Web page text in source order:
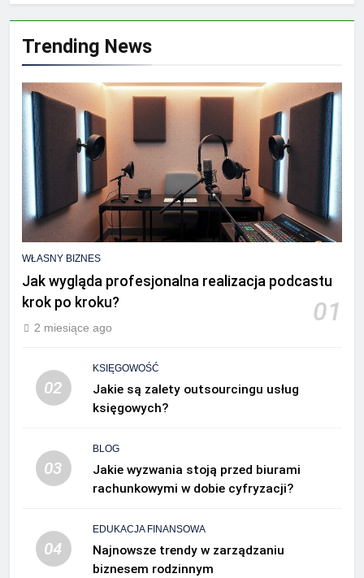
Trending News
WŁASNY BIZNES
Jak wygląda profesjonalna realizacja podcastu
krok po kroku?
01
2 miesiące ago
02
KSIĘGOWOŚĆ
Jakie są zalety outsourcingu usług
księgowych?
03
BLOG
Jakie wyzwania stoją przed biurami
rachunkowymi w dobie cyfryzacji?
04
EDUKACJA FINANSOWA
Najnowsze trendy w zarządzaniu
biznesem rodzinnym